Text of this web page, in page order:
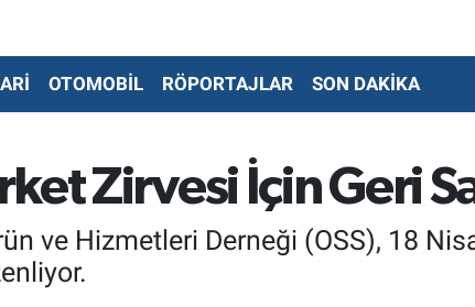
OTOMOBİL RÖPORTAJLAR SON DAKİKA
Zirvesi İçin Geri
ve Hizmetleri Derneği (OSS), 18